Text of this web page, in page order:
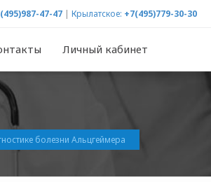
47-47 | Крылатское: +7(495)779-30-30
Личный кабинет
болезни Альцгеймера